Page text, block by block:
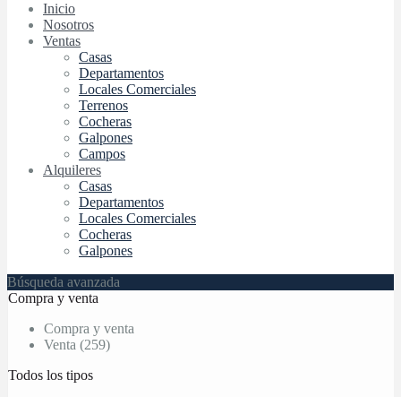
Inicio
Nosotros
Ventas
Casas
Departamentos
Locales Comerciales
Terrenos
Cocheras
Galpones
Campos
Alquileres
Casas
Departamentos
Locales Comerciales
Cocheras
Galpones
Búsqueda avanzada
Compra y venta
Compra y venta
Venta (259)
Todos los tipos